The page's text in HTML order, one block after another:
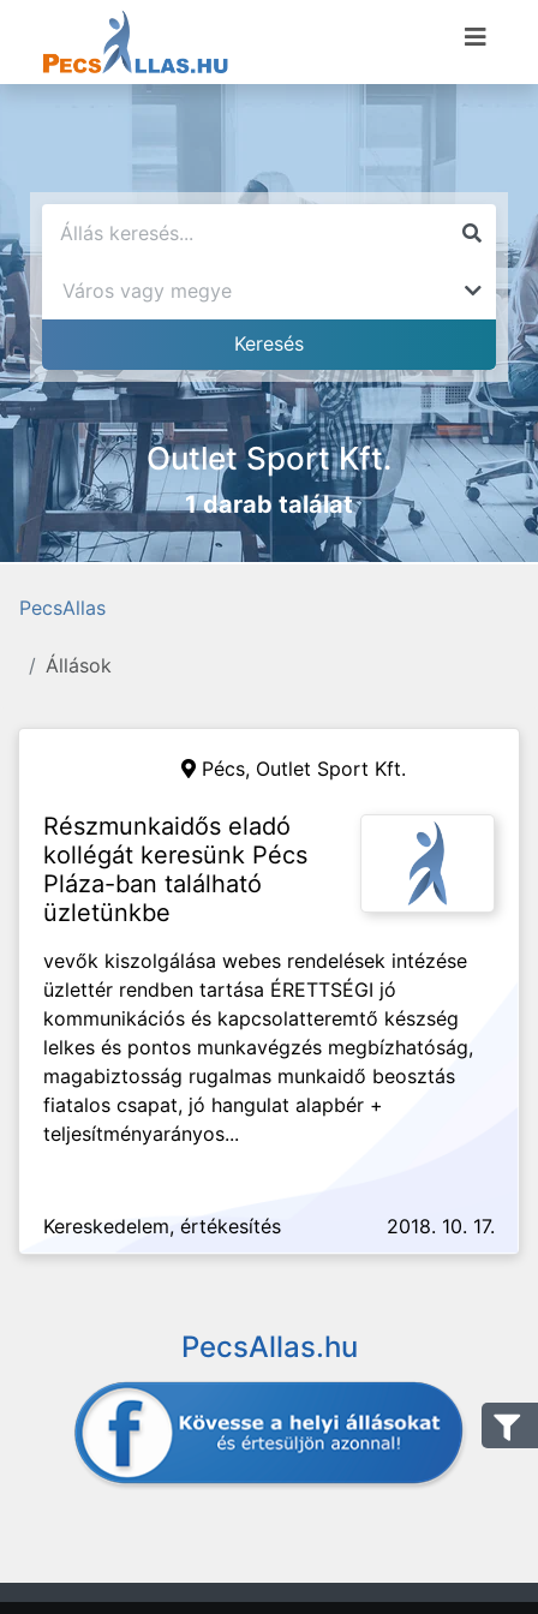
Outlet Sport Kft.
1 darab találat
PecsAllas
Állások
Pécs, Outlet Sport Kft.
Részmunkaidős eladó
kollégát keresünk Pécs
Pláza-ban található
üzletünkbe
vevők kiszolgálása webes rendelések intézése
üzlettér rendben tartása ÉRETTSÉGI jó
kommunikációs és kapcsolatteremtő készség
lelkes és pontos munkavégzés megbízhatóság,
magabiztosság rugalmas munkaidő beosztás
fiatalos csapat, jó hangulat alapbér +
teljesítményarányos...
Kereskedelem, értékesítés 2018. 10. 17.
PecsAllas.hu